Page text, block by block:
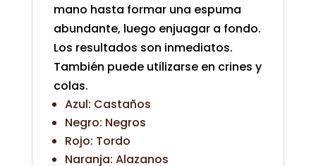
mano hasta formar una espuma
abundante, luego enjuagar a fondo.
Los resultados son inmediatos.
También puede utilizarse en crines y
colas.
Azul: Castaños
Negro: Negros
Rojo: Tordo
Naranja: Alazanos